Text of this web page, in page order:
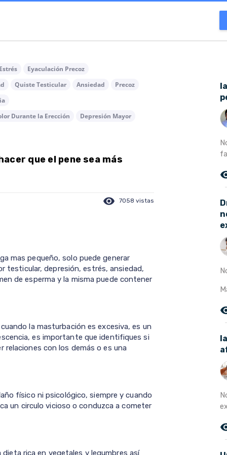
Estrés
Eyaculación Precoz
Quiste Testicular Ansiedad
Precoz
Durante la Erección
Depresión Mayor
que el pene sea más
visibility 7058 vistas
mas pequeño, solo puede generar
testicular, depresión, estrés, ansiedad,
de esperma y la misma puede contener
la masturbación es excesiva, es un
es importante que identifiques si
relaciones con los demás o es una
físico ni psicológico, siempre y cuando
un circulo vicioso o conduzca a cometer
rica en vegetales y legumbres así